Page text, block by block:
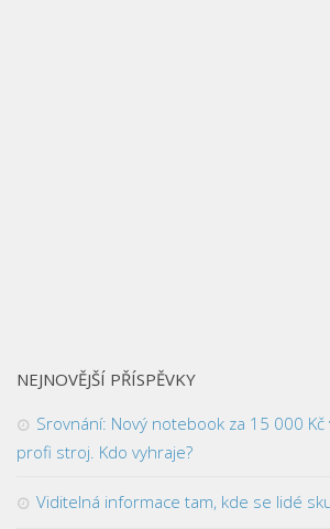
NEJNOVĚJŠÍ PŘÍSPĚVKY
Srovnání: Nový notebook za 15 000
profi stroj. Kdo vyhraje?
Viditelná informace tam, kde se lidé